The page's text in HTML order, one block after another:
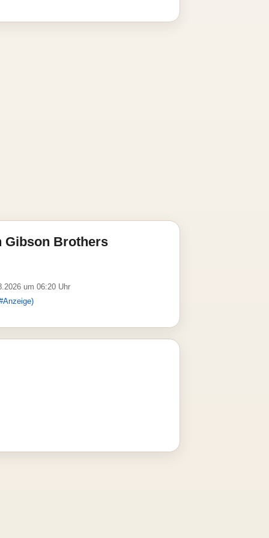
Gibson Brothers
um 06:20 Uhr